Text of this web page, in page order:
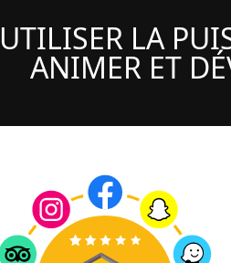
UTILISER LA
ANIMER ET